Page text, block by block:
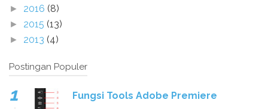
► 2016 (8)
► 2015 (13)
► 2013 (4)
Postingan Populer
Fungsi Tools Adobe Premiere